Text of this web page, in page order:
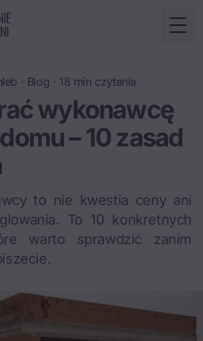
· Blog · 18 min czytania
wykonawcę
– 10 zasad
to nie kwestia ceny ani
To 10 konkretnych
warto sprawdzić zanim